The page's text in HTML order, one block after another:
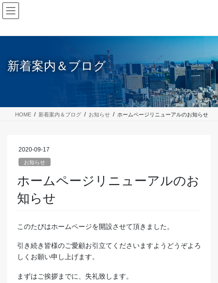
コ
ン
ン
ナ
ビ
ー
新着案内＆ブログ
HOME 新着案内＆ブログ お知らせ ホームページリニューアルのお知らせ
2020-09-17
お知らせ
ホームページリニューアルのお
知らせ
このたびはホームページを開設させて頂きました。
引き続き皆様のご愛顧お引立てくださいますようどうぞよろ
しくお願い申し上げます。
まずはご挨拶までに、失礼致します。